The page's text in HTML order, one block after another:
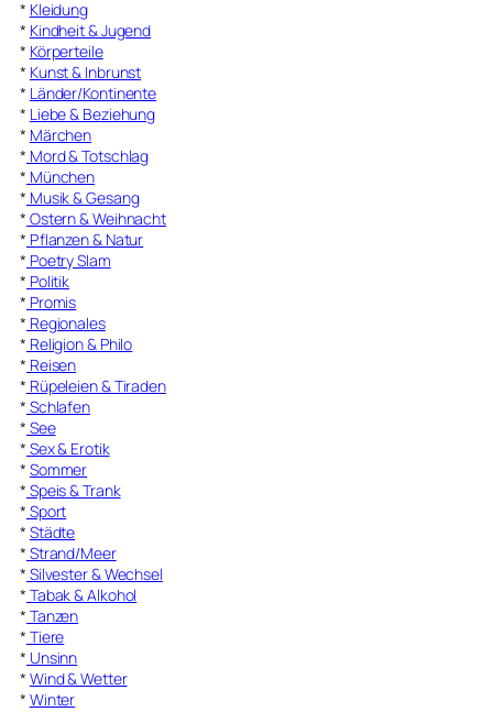
* Kleidung
* Kindheit & Jugend
* Körperteile
* Kunst & Inbrunst
* Länder/Kontinente
* Liebe & Beziehung
* Märchen
* Mord & Totschlag
* München
* Musik & Gesang
* Ostern & Weihnacht
* Pflanzen & Natur
* Poetry Slam
* Politik
* Promis
* Regionales
* Religion & Philo
* Reisen
* Rüpeleien & Tiraden
* Schlafen
* See
* Sex & Erotik
* Sommer
* Speis & Trank
* Sport
* Städte
* Strand/Meer
* Silvester & Wechsel
* Tabak & Alkohol
* Tanzen
* Tiere
* Unsinn
* Wind & Wetter
* Winter